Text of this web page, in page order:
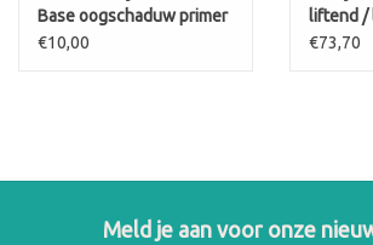
Base oogschaduw primer
€10,00
liftend /
eyelid
€73,70
Meld je aan voor onze